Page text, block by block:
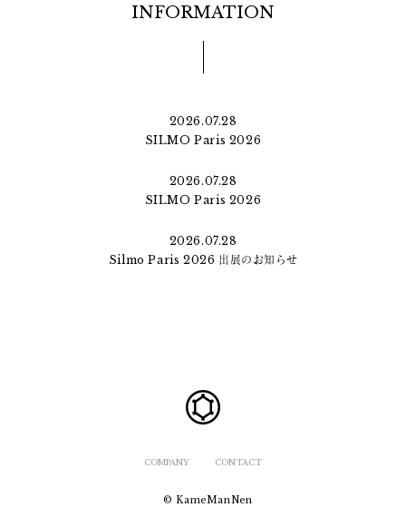
INFORMATION
2026.07.28
SILMO Paris 2026
2026.07.28
SILMO Paris 2026
2026.07.28
Silmo Paris 2026 出展のお知らせ
COMPANY CONTACT
© KameManNen